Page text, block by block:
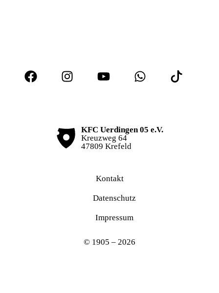
KFC Uerdingen 05 e.V.
Kreuzweg 64
47809 Krefeld
Kontakt
Datenschutz
Impressum
© 1905 – 2026